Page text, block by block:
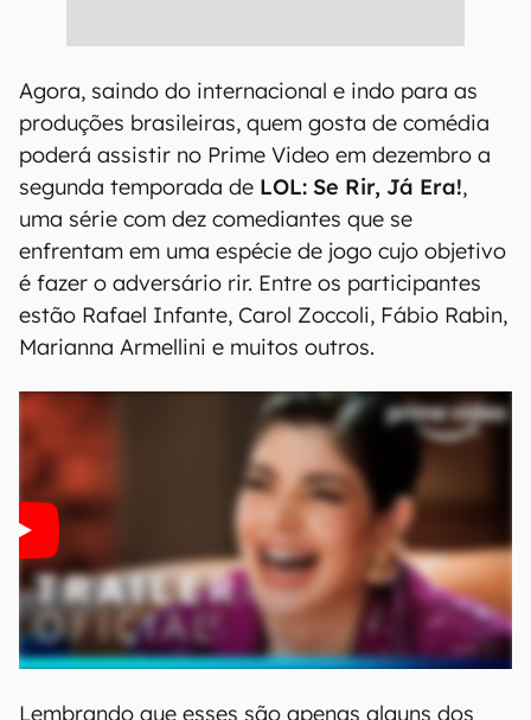
Agora, saindo do internacional e indo para as
produções brasileiras, quem gosta de comédia
poderá assistir no Prime Video em dezembro a
segunda temporada de LOL: Se Rir, Já Era!,
uma série com dez comediantes que se
enfrentam em uma espécie de jogo cujo objetivo
é fazer o adversário rir. Entre os participantes
estão Rafael Infante, Carol Zoccoli, Fábio Rabin,
Marianna Armellini e muitos outros.
Lembrando que esses são apenas alguns dos